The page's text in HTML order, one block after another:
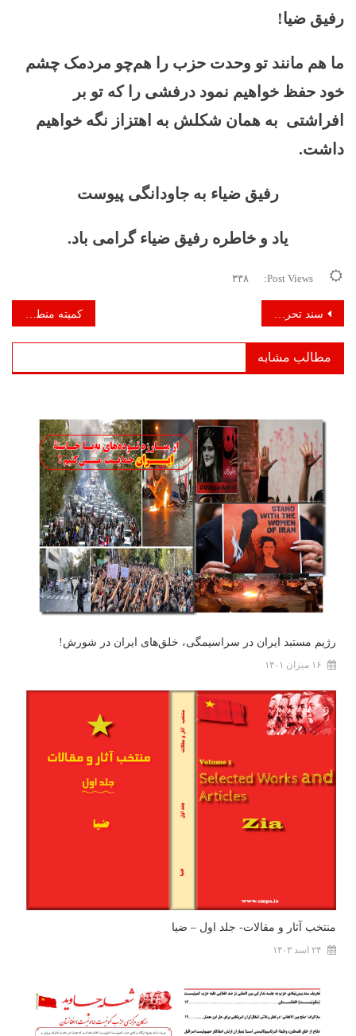
رفیق ضیا!
ما هم مانند تو وحدت حزب را هم‌چو مردمک چشم
خود حفظ خواهیم نمود درفشی را که تو بر
افراشتی به همان شکلش به اهتزاز نگه خواهیم
داشت.
رفیق ضیاء به جاودانگی پیوست
یاد و خاطره رفیق ضیاء گرامی باد.
Post Views: ۳۳۸
راهبری
نوشته
سند تحریری رفیق م: یاد و خاطرات رفیق ضیاء بطور همیشه در قلب ها جاودانه خواهد ماند کمیته منطقوی شماره اول: مسیر مبارزاتی به‌جا ماندۀ رفیق ضیاء را به طور عمیق و گسترده ادامه می دهیم!
مطالب مشابه
رژیم مستبد ایران در سراسیمگی، خلق‌های ایران در شورش!
۱۶ میزان ۱۴۰۱
منتخب آثار و مقالات- جلد اول – ضیا
۲۴ اسد ۱۴۰۳